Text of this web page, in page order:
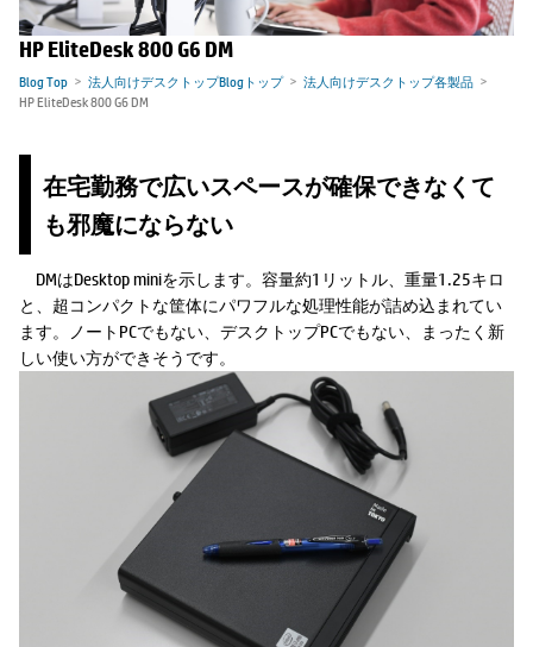
HP EliteDesk 800 G6 DM
Blog Top 法人向けデスクトップBlogトップ
法人向けデスクトップ各製品
HP EliteDesk 800 G6 DM
在宅勤務で広いスペースが確保できなくて
も邪魔にならない
DMはDesktop miniを示します。容量約1リットル、重量1.25キロ
と、超コンパクトな筐体にパワフルな処理性能が詰め込まれてい
ます。ノートPCでもない、デスクトップPCでもない、まったく新
しい使い方ができそうです。